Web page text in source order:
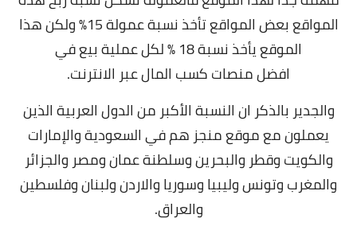
المواقع بعض المواقع تأخذ نسبة عمولة 15% ولكن هذا
الموقع يأخذ نسبة 18 % لكل عملية بيع في
افضلمنصات كسب المال عبر الانترنت.
والجدير بالذكر ان النسبة الأكبر من الدول العربية الذين
يعملون مع موقع منجز هم فيالسعودية والإمارات
والكويت وقطر والبحرين وسلطنة عمان ومصر والجزائر
والمغرب وتونس وليبيا وسوريا والاردن ولبنان وفلسطين
والعراق.